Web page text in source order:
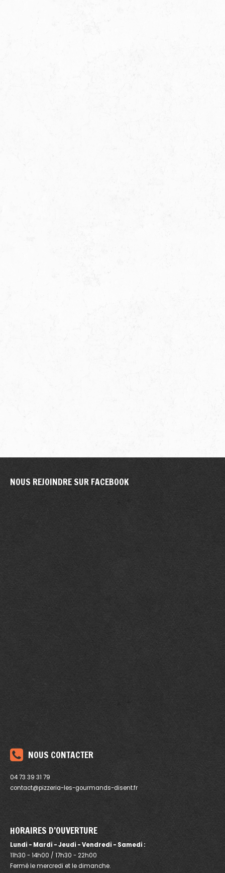
NOUS REJOINDRESUR FACEBOOK
NOUS CONTACTER
04 73 39 31 79
contact@pizzeria-les-gourmands-disent.fr
HORAIRES D’OUVERTURE
Lundi - Mardi - Jeudi - Vendredi - Samedi :
11h30 - 14h00 / 17h30 - 22h00
Fermé le mercredi et le dimanche.